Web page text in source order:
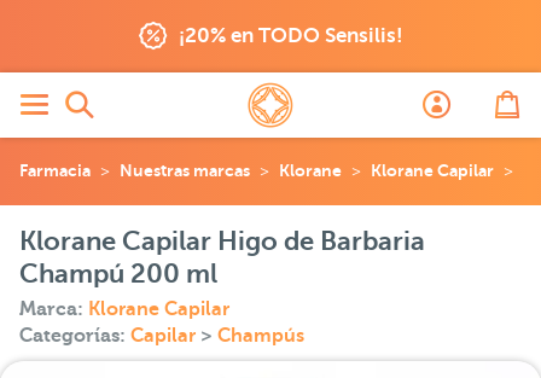
¡20% en TODO Sensilis!
Farmacia Nuestras marcas Klorane Klorane Capilar
Klorane Capilar Higo de Barbaria
Champú 200 ml
Marca: Klorane Capilar
Categorías: Capilar > Champús